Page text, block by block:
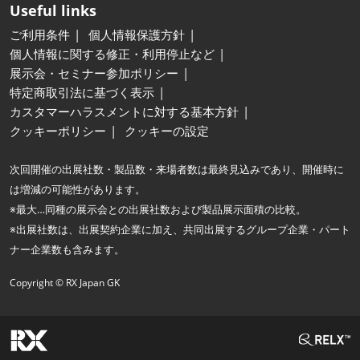
Useful links
ご利用条件
個人情報保護方針
個人情報に関する修正・利用停止など
展示会・セミナー参加ポリシー
特定商取引法に基づく表示
カスタマーハラスメントに対する基本方針
クッキーポリシー
クッキーの設定
次回開催の出展社数・製品数・来場者数は最終見込みであり、開催時に
は増減の可能性があります。
※最大…同種の展示会との出展社数および製品展示面積の比較。
※出展社数は、出展契約企業に加え、共同出展するグループ企業・パート
ナー企業数も含みます。
Copyright © RX Japan GK